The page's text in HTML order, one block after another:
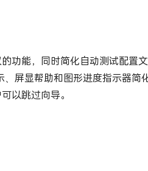
功能，同时简化自动测试配置
屏显帮助和图形进度指示器简
以跳过向导。